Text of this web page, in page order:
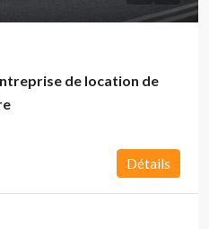
de location de
Détails